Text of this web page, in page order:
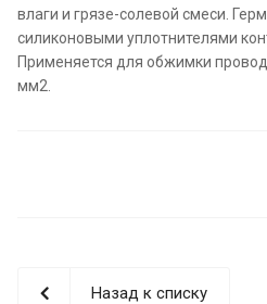
влаги и грязе-солевой смеси.
силиконовыми уплотнителями
Применяется для обжимки
мм2.
Назад к списку